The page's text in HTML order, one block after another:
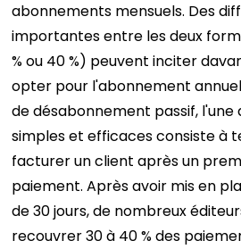
abonnements mensuels. Des
importantes entre les deux
% ou 40 %) peuvent inciter
opter pour l'abonnement
de désabonnement passif, l'une
simples et efficaces consiste à
facturer un client après un
paiement. Après avoir mis en
de 30 jours, de nombreux
recouvrer 30 à 40 % des